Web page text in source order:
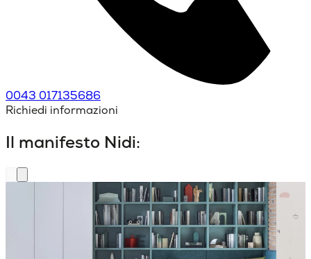
0043 017135686
Richiedi informazioni
Il manifesto Nidi: